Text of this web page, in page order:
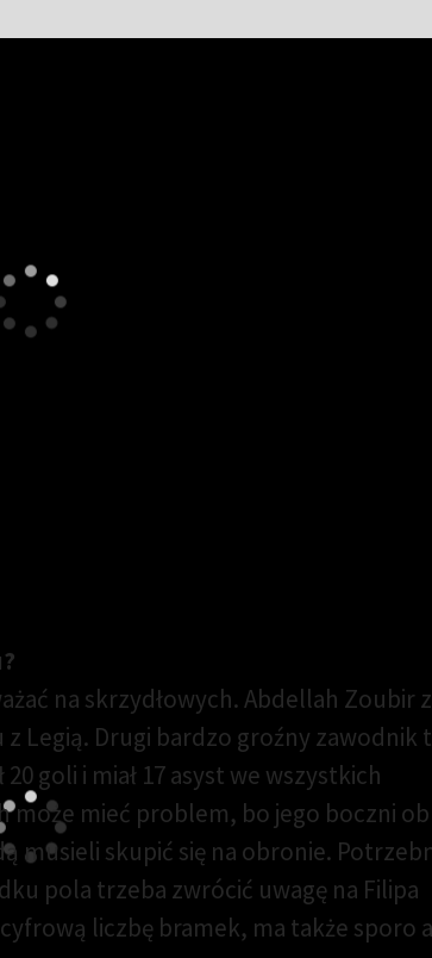
na skrzydłowych. Abdellah Zoubir
Legią. Drugi bardzo groźny zawodnik
goli i miał 17 asyst we wszystkich
może mieć problem, bo jego boczni
musieli skupić się na obronie.
pola trzeba zwrócić uwagę na Filipa
liczbę bramek, ma także sporo